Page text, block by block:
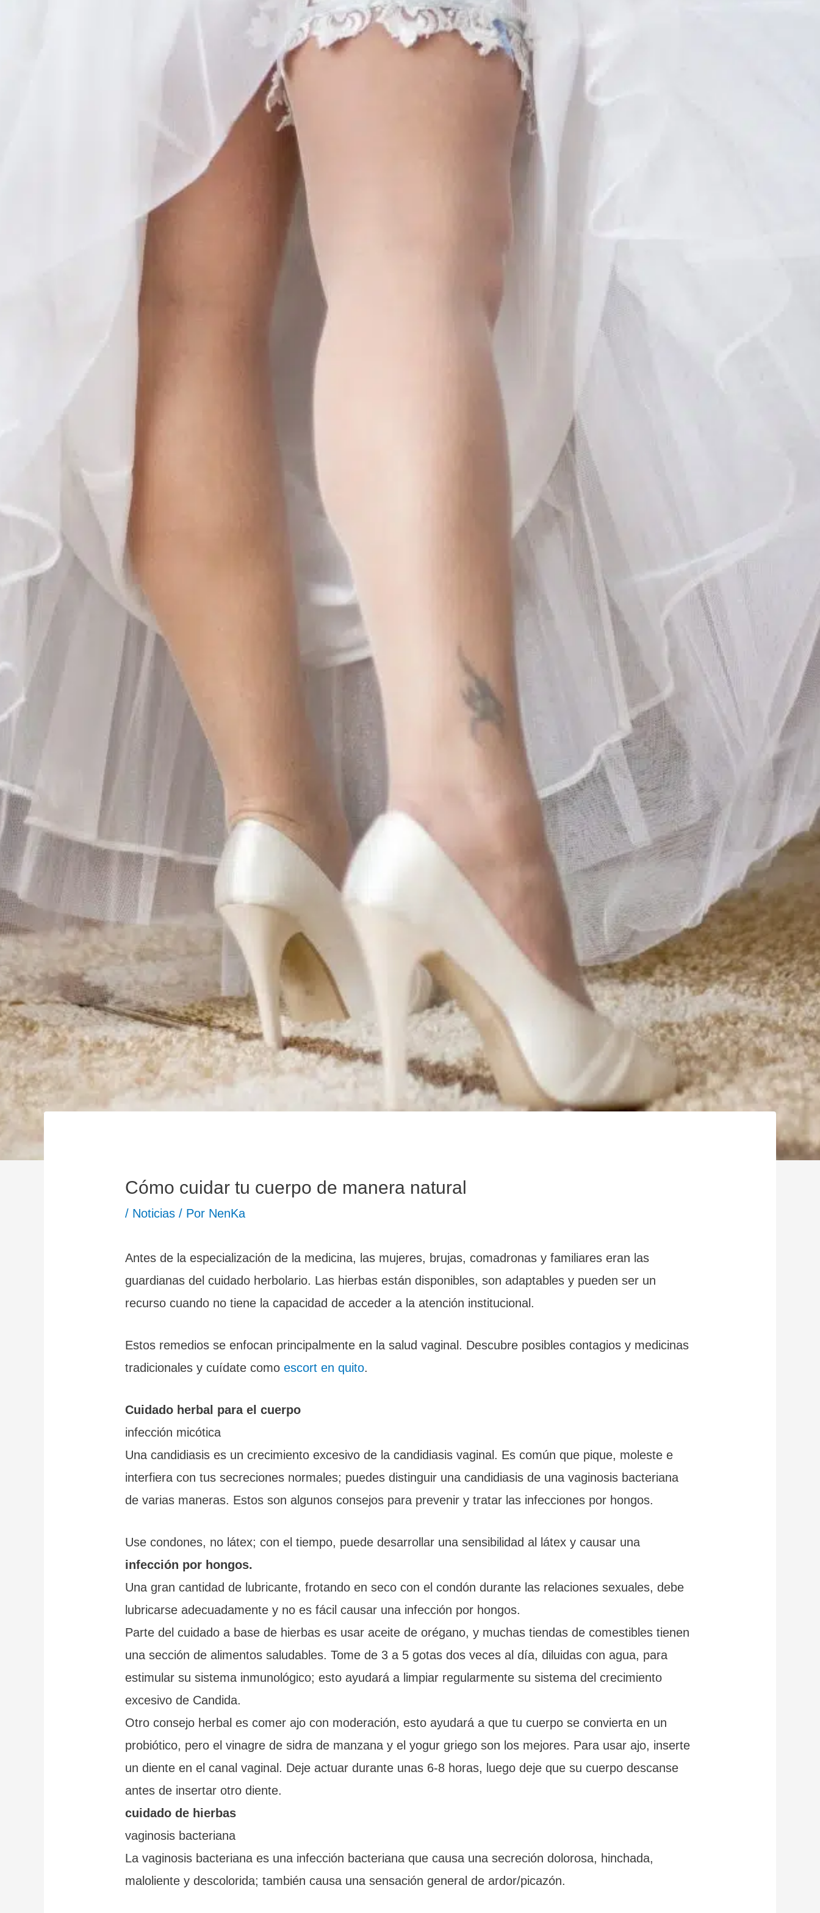
Cómo cuidar tu cuerpo de manera natural
/ Noticias / Por NenKa
Antes de la especialización de la medicina, las mujeres, brujas, comadronas y familiares eran las
guardianas del cuidado herbolario. Las hierbas están disponibles, son adaptables y pueden ser un
recurso cuando no tiene la capacidad de acceder a la atención institucional.
Estos remedios se enfocan principalmente en la salud vaginal. Descubre posibles contagios y medicinas
tradicionales y cuídate comoescort en quito.
Cuidado herbal para el cuerpo
infección micótica
Una candidiasis es un crecimiento excesivo de la candidiasis vaginal. Es común que pique, moleste e
interfiera con tus secreciones normales; puedes distinguir una candidiasis de una vaginosis bacteriana
de varias maneras. Estos son algunos consejos para prevenir y tratar las infecciones por hongos.
Use condones, no látex; con el tiempo, puede desarrollar una sensibilidad al látex y causar una
infección por hongos.
Una gran cantidad de lubricante, frotando en seco con el condón durante las relaciones sexuales, debe
lubricarse adecuadamente y no es fácil causar una infección por hongos.
Parte del cuidado a base de hierbas es usar aceite de orégano, y muchas tiendas de comestibles tienen
una sección de alimentos saludables. Tome de 3 a 5 gotas dos veces al día, diluidas con agua, para
estimular su sistema inmunológico; esto ayudará a limpiar regularmente su sistema del crecimiento
excesivo de Candida.
Otro consejo herbal es comer ajo con moderación, esto ayudará a que tu cuerpo se convierta en un
probiótico, pero el vinagre de sidra de manzana y el yogur griego son los mejores. Para usar ajo, inserte
un diente en el canal vaginal. Deje actuar durante unas 6-8 horas, luego deje que su cuerpo descanse
antes de insertar otro diente.
cuidado de hierbas
vaginosis bacteriana
La vaginosis bacteriana es una infección bacteriana que causa una secreción dolorosa, hinchada,
maloliente y descolorida; también causa una sensación general de ardor/picazón.